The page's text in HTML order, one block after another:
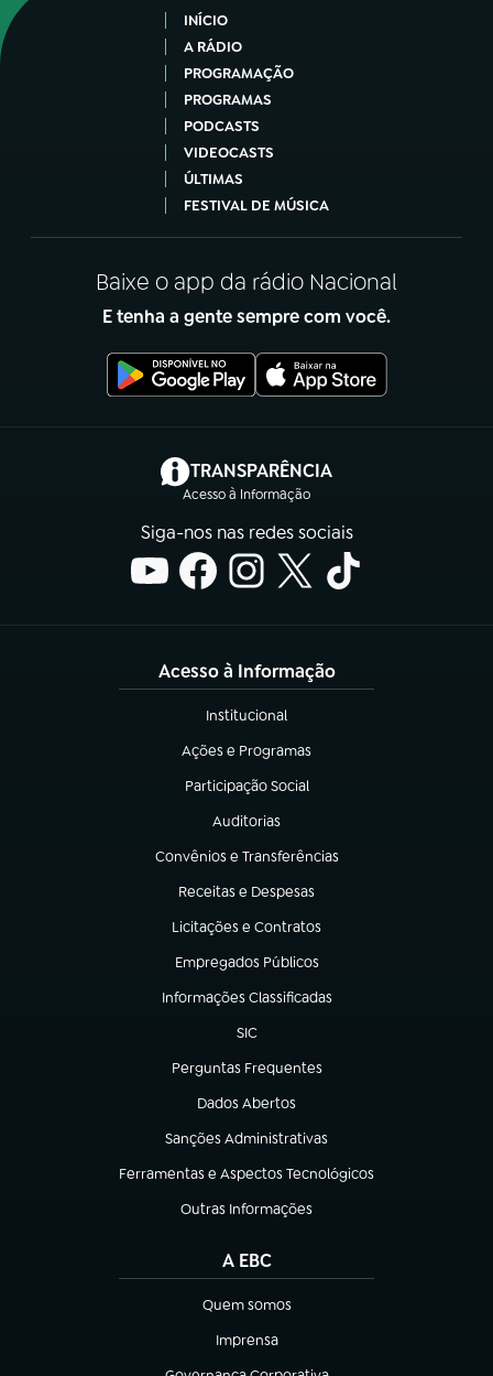
INÍCIO
A RÁDIO
PROGRAMAÇÃO
PROGRAMAS
PODCASTS
VIDEOCASTS
ÚLTIMAS
FESTIVAL DE MÚSICA
Baixe o app da rádio Nacional
E tenha a gente sempre com você.
TRANSPARÊNCIA
Acesso à Informação
(abre em nova aba)
Siga-nos nas redes sociais
Acesso à Informação
Institucional
(abre em nova aba)
Ações e Programas
(abre em nova aba)
Participação Social
(abre em nova aba)
Auditorias
(abre em nova aba)
Convênios e Transferências
(abre em nova aba)
Receitas e Despesas
(abre em nova aba)
Licitações e Contratos
(abre em nova aba)
Empregados Públicos
(abre em nova aba)
Informações Classificadas
(abre em nova aba)
SIC
(abre em nova aba)
Perguntas Frequentes
(abre em nova aba)
Dados Abertos
(abre em nova aba)
Sanções Administrativas
(abre em nova aba)
Ferramentas e Aspectos Tecnológicos
(abre em nova aba)
Outras Informações
(abre em nova aba)
A EBC
Quem somos
(abre em nova aba)
Imprensa
(abre em nova aba)